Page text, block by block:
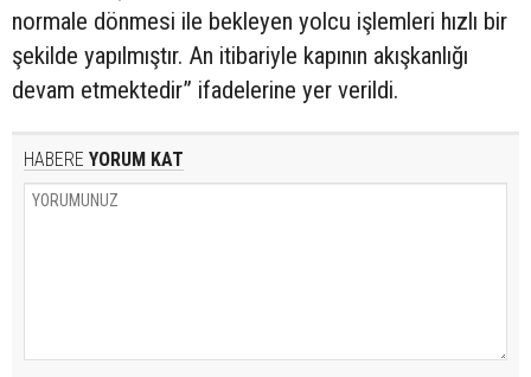
normale dönmesi ile bekleyen yolcu işlemleri hızlı bir
şekilde yapılmıştır. An itibariyle kapının akışkanlığı
devam etmektedir” ifadelerine yer verildi.
HABERE YORUM KAT